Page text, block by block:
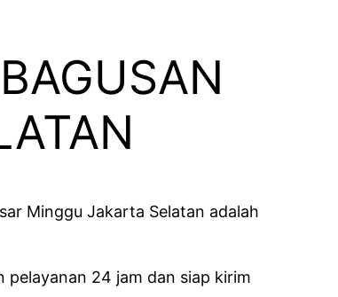
Minggu Jakarta Selatan adalah
pelayanan 24 jam dan siap kirim